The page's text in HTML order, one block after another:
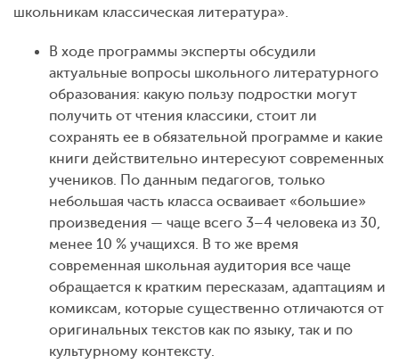
школьникам классическая литература».
В ходе программы эксперты обсудили
актуальные вопросы школьного литературного
образования: какую пользу подростки могут
получить от чтения классики, стоит ли
сохранять ее в обязательной программе и какие
книги действительно интересуют современных
учеников. По данным педагогов, только
небольшая часть класса осваивает «большие»
произведения — чаще всего 3–4 человека из 30,
менее 10 % учащихся. В то же время
современная школьная аудитория все чаще
обращается к кратким пересказам, адаптациям и
комиксам, которые существенно отличаются от
оригинальных текстов как по языку, так и по
культурному контексту.